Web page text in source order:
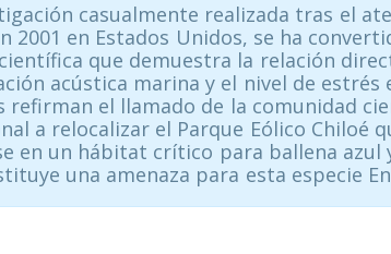
casualmente realizada tras el
2001 en Estados Unidos, se ha
que demuestra la relación
acústica marina y el nivel de estrés
refirman el llamado de la comunidad
a relocalizar el Parque Eólico Chiloé
en un hábitat crítico para ballena azul
una amenaza para esta especie